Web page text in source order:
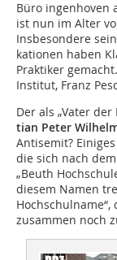
Büro ingenhoven
ist nun im Alter
Insbesondere
ka­tionen haben
Praktiker
Institut, Franz
Der als „Vater
tian Peter
Antisemit?
die sich nach
„Beuth
diesem Namen
zusammen noch